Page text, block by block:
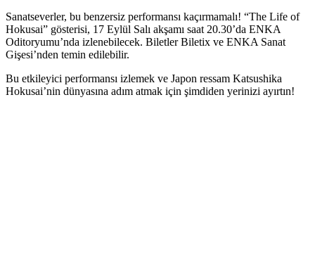
Sanatseverler, bu benzersiz performansı kaçırmamalı! “The Life of
Hokusai” gösterisi, 17 Eylül Salı akşamı saat 20.30’da ENKA
Oditoryumu’nda izlenebilecek. Biletler Biletix ve ENKA Sanat
Gişesi’nden temin edilebilir.
Bu etkileyici performansı izlemek ve Japon ressam Katsushika
Hokusai’nin dünyasına adım atmak için şimdiden yerinizi ayırtın!